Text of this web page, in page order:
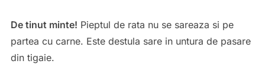
De tinut minte! Pieptul de rata nu se sareaza si pe
partea cu carne. Este destula sare in untura de pasare
din tigaie.